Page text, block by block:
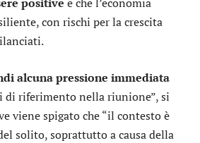
con rischi per la crescita
alcuna pressione immediata
di riferimento nella riunione”, si
viene spigato che “il contesto è
solito, soprattutto a causa della